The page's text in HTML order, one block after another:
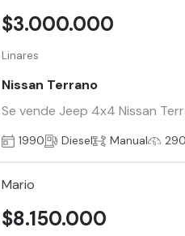
Linares
Nissan Terrano
Se vende Jeep 4x4 Nissan
$3.000.000
1990 Diesel Manual
Mario
$8.150.000